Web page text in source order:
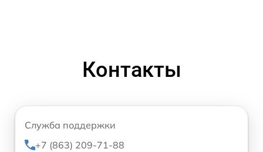
Контакты
Служба поддержки
+7 (863) 209-71-88